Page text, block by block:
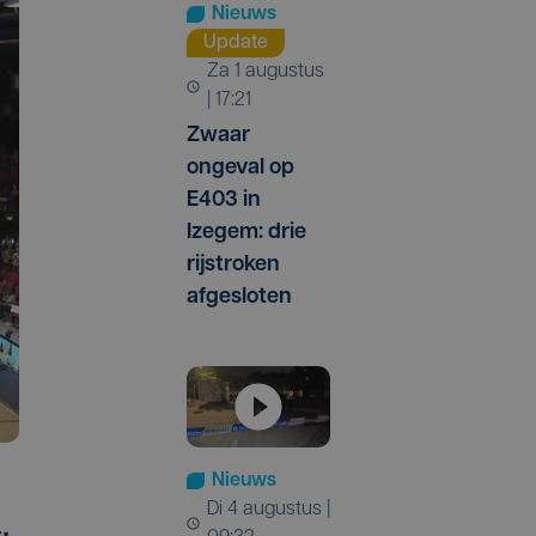
Nieuws
Update
za 1 augustus
| 17:21
Zwaar
ongeval op
E403 in
Izegem: drie
rijstroken
afgesloten
Nieuws
di 4 augustus |